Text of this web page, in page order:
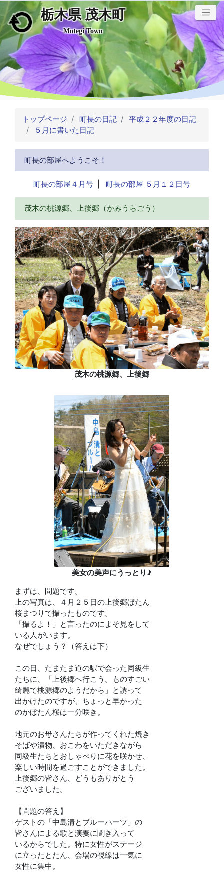
メインコンテンツにスキップ
栃木県 茂木町
Motegi Town
トップページ 町長の日記
平成２２年度の日記
５月に書いた日記
町長の部屋へようこそ！
町長の部屋４月号 町長の部屋 ５月１２日号
茂木の桃源郷、上後郷（かみうらごう）
茂木の桃源郷、上後郷
美女の美声にうっとり♪
まずは、問題です。
上の写真は、４月２５日の上後郷ぼたん
桜まつりで撮ったものです。
「撮るよ！」と言ったのによそ見をして
いる人がいます。
なぜでしょう？（答えは下）
この日、たまたま道の駅で会った同級生
たちに、「上後郷へ行こう。ものすごい
綺麗で桃源郷のようだから」と誘って
出かけたのですが、ちょっと早かった
のかぼたん桜は一分咲き。
地元のお母さんたちが作ってくれた焼き
そばや漬物、おこわをいただきながら
同級生たちとおしゃべりに花を咲かせ、
楽しい時間を過ごすことができました。
上後郷の皆さん、どうもありがとう
ございました。
【問題の答え】
ゲストの「中島清とブルーハーツ」の
皆さんによる歌と演奏に聞き入って
いるからでした。特に女性がステージ
に立ったとたん、会場の視線は一気に
女性に集中。